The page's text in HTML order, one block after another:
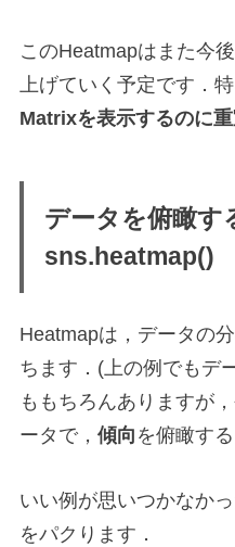
このHeatmapはまた今
上げていく予定です．
Matrixを表示するのに
データを俯瞰す
sns.heatmap()
Heatmapは，データの
ちます．(上の例でもデ
ももちろんありますが
ータで， 傾向 を俯瞰す
いい例が思いつかなか
をパクります．